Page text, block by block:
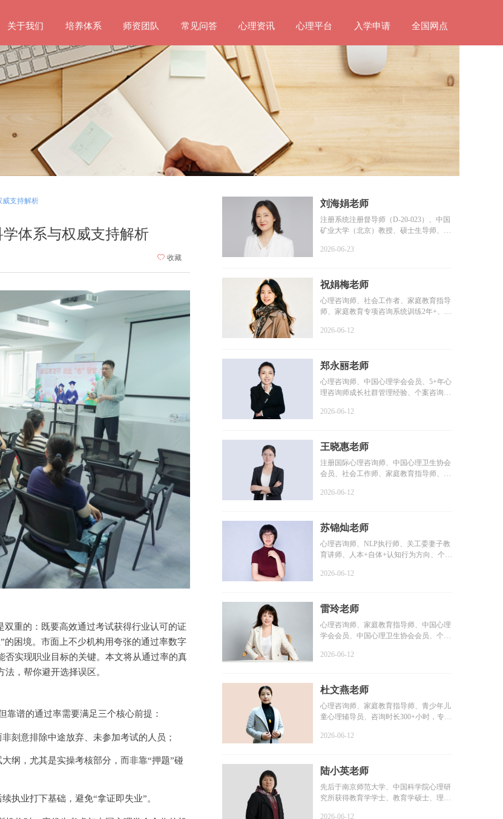
关于我们 培养体系 师资团队 常见问答 心理资讯 心理平台 入学申请 全国网点
体系与权威支持解析
威支持解析
重的：既要高效通过考试获得行业认可的证
困境。市面上不少机构用夸张的通过率数字
否实现职业目标的关键。本文将从通过率的真
，帮你避开选择误区。
靠谱的通过率需要满足三个核心前提：
刻意排除中途放弃、未参加考试的人员；
纲，尤其是实操考核部分，而非靠“押题”碰
续执业打下基础，避免“拿证即失业”。
ꄀ 收藏
刘海娟老师
注册系统注册督导师（D-20-023）、中国
矿业大学（北京）教授、硕士生导师、教
2026-06-23
祝娟梅老师
心理咨询师、社会工作者、家庭教育指导
师、家庭教育专项咨询系统训练2年+、个
2026-06-12
郑永丽老师
心理咨询师、中国心理学会会员、5+年心
理咨询师成长社群管理经验、个案咨询时
2026-06-12
王晓惠老师
注册国际心理咨询师、中国心理卫生协会
会员、社会工作师、家庭教育指导师、咨
2026-06-12
苏锦灿老师
心理咨询师、NLP执行师、关工委妻子教
育讲师、人本+自体+认知行为方向、个案
2026-06-12
雷玲老师
心理咨询师、家庭教育指导师、中国心理
学会会员、中国心理卫生协会会员、个案
2026-06-12
杜文燕老师
心理咨询师、家庭教育指导师、青少年儿
童心理辅导员、咨询时长300+小时，专业
2026-06-12
陆小英老师
先后于南京师范大学、中国科学院心理研
究所获得教育学学士、教育学硕士、理学
2026-06-12